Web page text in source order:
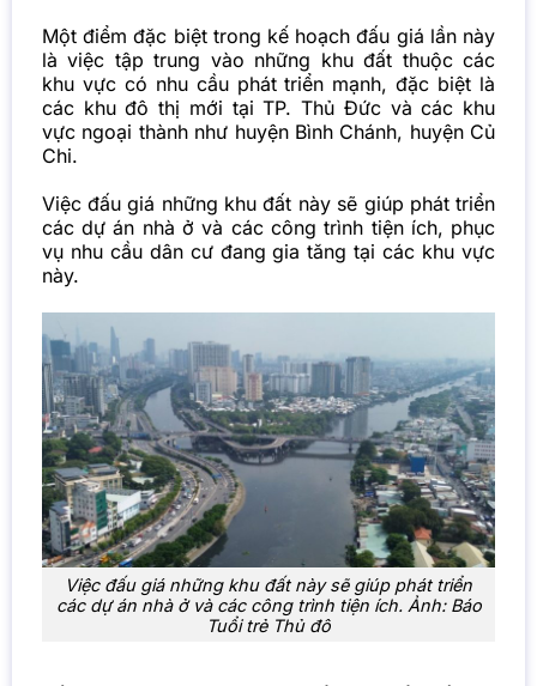
Một điểm đặc biệt trong kế hoạch đấu giá lần này
là việc tập trung vào những khu đất thuộc các
khu vực có nhu cầu phát triển mạnh, đặc biệt là
các khu đô thị mới tại TP. Thủ Đức và các khu
vực ngoại thành như huyện Bình Chánh, huyện Củ
Chi.
Việc đấu giá những khu đất này sẽ giúp phát triển
các dự án nhà ở và các công trình tiện ích, phục
vụ nhu cầu dân cư đang gia tăng tại các khu vực
này.
Việc đấu giá những khu đất này sẽ giúp phát triển
các dự án nhà ở và các công trình tiện ích. Ảnh: Báo
Tuổi trẻ Thủ đô